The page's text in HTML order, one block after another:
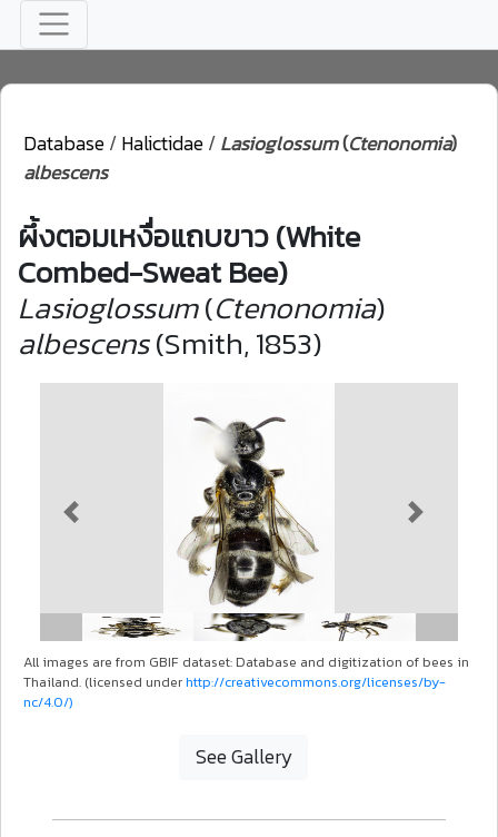
Database/Halictidae/Lasioglossum(Ctenonomia)
albescens
ผึ้งตอมเหงื่อแถบขาว (White
Combed-Sweat Bee)
Lasioglossum(Ctenonomia)
albescens(Smith, 1853)
Previous Next
All images are from GBIF dataset: Database and digitization of bees in
Thailand. (licensed underhttp://creativecommons.org/licenses/by-
nc/4.0/)
See Gallery